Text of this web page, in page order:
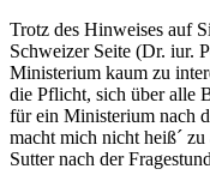
Trotz des Hinweises auf
Schweizer Seite (Dr. iur.
Ministerium kaum zu
die Pflicht, sich über alle
für ein Ministerium nach
macht mich nicht heiß´
Sutter nach der